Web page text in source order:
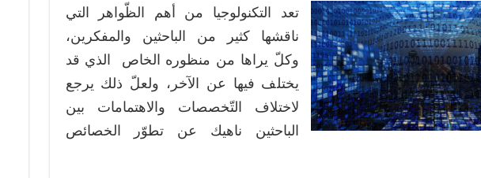
تعد التكنولوجيا من أهم الظّواهر التي
ناقشها كثير من الباحثين والمفكرين،
وكلّ يراها من منظوره الخاص الذي قد
يختلف فيها عن الآخر، ولعلّ ذلك يرجع
لاختلاف التّخصصات والاهتمامات بين
الباحثين ناهيك عن تطوّر الخصائص